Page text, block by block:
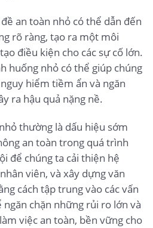
an toàn nhỏ có thể dẫn đến
rõ ràng, tạo ra một môi
điều kiện cho các sự cố lớn.
huống nhỏ có thể giúp chúng
hiểm tiềm ẩn và ngăn
ra hậu quả nặng nề.
thường là dấu hiệu sớm
an toàn trong quá trình
để chúng ta cải thiện hệ
viên, và xây dựng văn
cách tập trung vào các vấn
chặn những rủi ro lớn và
việc an toàn, bền vững cho